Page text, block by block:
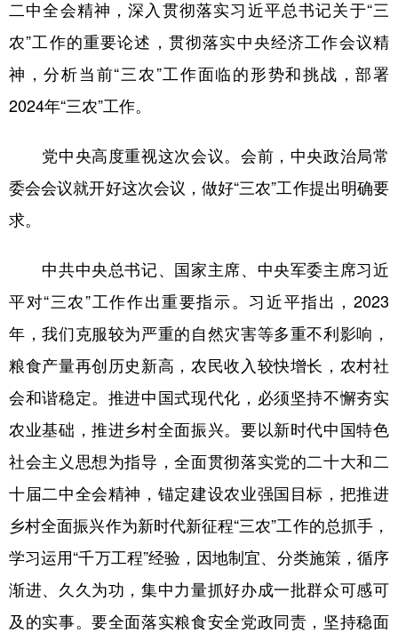
吉林 上海 江苏
广东 广西 海南 重庆
新疆 内蒙古 黑龙江
多语种频道
English Español Français عربى
Русский язык 日本語 한국어
二中全会精神，深入贯彻落实习近平总书记关于“三
农”工作的重要论述，贯彻落实中央经济工作会议精
神，分析当前“三农”工作面临的形势和挑战，部署
2024年“三农”工作。
党中央高度重视这次会议。会前，中央政治局常
委会会议就开好这次会议，做好“三农”工作提出明确要
求。
中共中央总书记、国家主席、中央军委主席习近
平对“三农”工作作出重要指示。习近平指出，2023
年，我们克服较为严重的自然灾害等多重不利影响，
粮食产量再创历史新高，农民收入较快增长，农村社
会和谐稳定。推进中国式现代化，必须坚持不懈夯实
农业基础，推进乡村全面振兴。要以新时代中国特色
社会主义思想为指导，全面贯彻落实党的二十大和二
十届二中全会精神，锚定建设农业强国目标，把推进
乡村全面振兴作为新时代新征程“三农”工作的总抓手，
学习运用“千万工程”经验，因地制宜、分类施策，循序
渐进、久久为功，集中力量抓好办成一批群众可感可
及的实事。要全面落实粮食安全党政同责，坚持稳面